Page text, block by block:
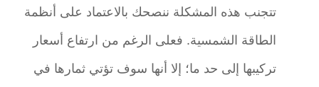
تتجنب هذه المشكلة ننصحك بالاعتماد على أنظمة
الطاقة الشمسية. فعلى الرغم من ارتفاع أسعار
تركيبها إلى حد ما؛ إلا أنها سوف تؤتي ثمارها في